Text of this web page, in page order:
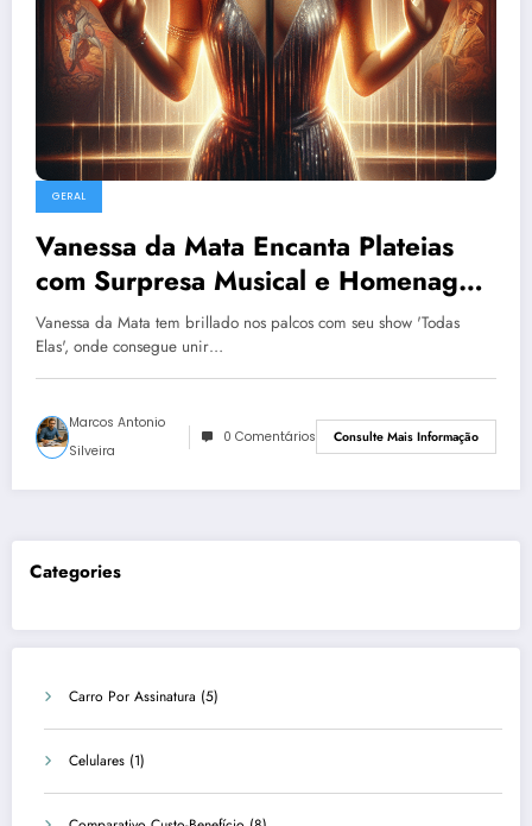
GERAL
Vanessa da Mata Encanta Plateias
com Surpresa Musical e Homenagem
a Gal Costa!
Vanessa da Mata tem brillado nos palcos com seu show 'Todas
Elas', onde consegue unir…
Marcos Antonio
Silveira
0 Comentários Consulte Mais Informação
Categories
Carro Por Assinatura (5)
Celulares (1)